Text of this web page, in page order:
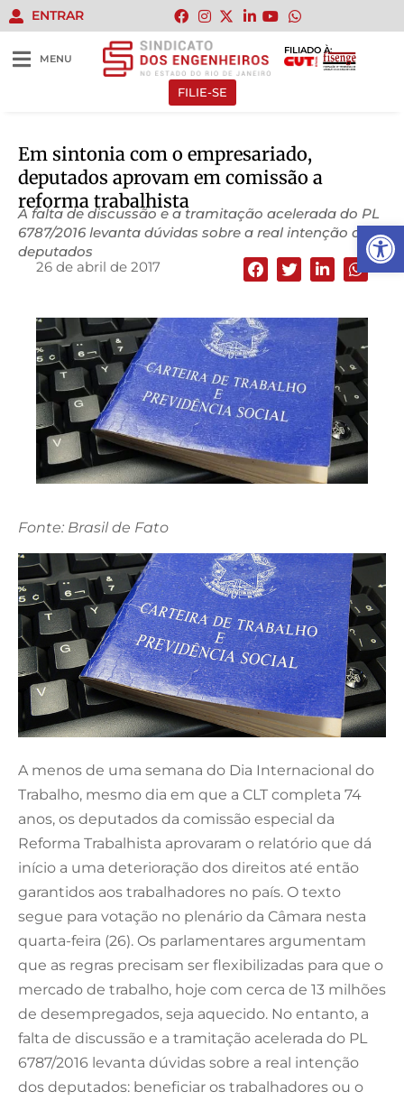
Abrir
ENTRAR
MENU
FILIADO À:
FILIE-SE
Em sintonia com o empresariado,
deputados aprovam em comissão a
reforma trabalhista
A falta de discussão e a tramitação acelerada do PL
6787/2016 levanta dúvidas sobre a real intenção dos
deputados
26 de abril de 2017
Fonte: Brasil de Fato
A menos de uma semana do Dia Internacional do
Trabalho, mesmo dia em que a CLT completa 74
anos, os deputados da comissão especial da
Reforma Trabalhista aprovaram o relatório que dá
início a uma deterioração dos direitos até então
garantidos aos trabalhadores no país. O texto
segue para votação no plenário da Câmara nesta
quarta-feira (26). Os parlamentares argumentam
que as regras precisam ser flexibilizadas para que o
mercado de trabalho, hoje com cerca de 13 milhões
de desempregados, seja aquecido. No entanto, a
falta de discussão e a tramitação acelerada do PL
6787/2016 levanta dúvidas sobre a real intenção
dos deputados: beneficiar os trabalhadores ou o